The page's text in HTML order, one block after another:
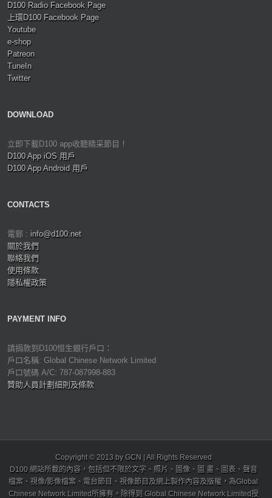
D100 Radio Facebook Page
上環D100 Facebook Page
Youtube
e-shop
Patreon
TuneIn
Twitter
DOWNLOAD
立即下載D100 app收聽精采節目！
D100 App iOS 用戶
D100 App Android 用戶
CONTACTS
電郵 : info@d100.net
關於我們
聯絡我們
使用條款
隱私權政策
PAYMENT INFO
請捐款到D100恒生銀行戶口：
戶口名稱: Global Chinese Network Limited
戶口號碼 A/C: 787-087998-883
贊助人員計劃細則及條款
Copyright © 2013 by GCN | All Rights Reserved
D100 網站所載的內容，包括但不限於文字、照片、圖像、圖 畫、圖表、聲音
檔案、視像/影像檔案、電台節目、視像節目及網上製作內容及版權，為Global
Chinese Network Limited所擁有。除得到 Global Chinese Network Limited授